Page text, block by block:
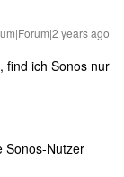
years ago
find ich Sonos nur
Sonos-Nutzer